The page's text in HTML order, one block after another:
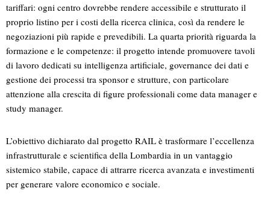
tariffari: ogni centro dovrebbe rendere accessibile e strutturato il
proprio listino per i costi della ricerca clinica, così da rendere le
negoziazioni più rapide e prevedibili. La quarta priorità riguarda la
formazione e le competenze: il progetto intende promuovere tavoli
di lavoro dedicati su intelligenza artificiale, governance dei dati e
gestione dei processi tra sponsor e strutture, con particolare
attenzione alla crescita di figure professionali come data manager e
study manager.
L’obiettivo dichiarato dal progetto RAIL è trasformare l’eccellenza
infrastrutturale e scientifica della Lombardia in un vantaggio
sistemico stabile, capace di attrarre ricerca avanzata e investimenti
per generare valore economico e sociale.